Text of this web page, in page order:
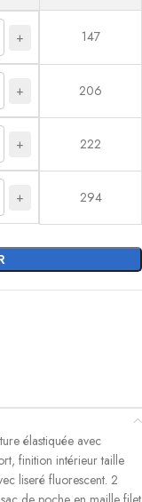
+ 147
+ 206
+ 222
+ 294
élastiquée avec
finition intérieur taille
liseré fluorescent. 2